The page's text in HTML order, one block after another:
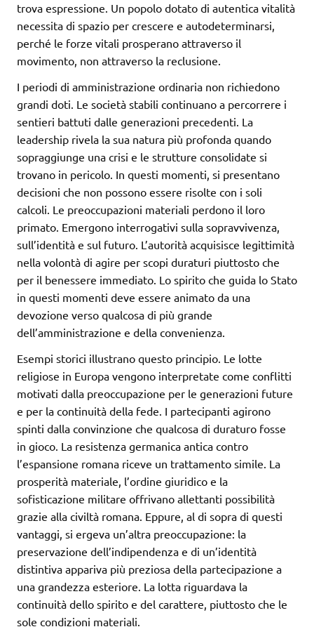
trova espressione. Un popolo dotato di autentica vitalità
necessita di spazio per crescere e autodeterminarsi,
perché le forze vitali prosperano attraverso il
movimento, non attraverso la reclusione.
I periodi di amministrazione ordinaria non richiedono
grandi doti. Le società stabili continuano a percorrere i
sentieri battuti dalle generazioni precedenti. La
leadership rivela la sua natura più profonda quando
sopraggiunge una crisi e le strutture consolidate si
trovano in pericolo. In questi momenti, si presentano
decisioni che non possono essere risolte con i soli
calcoli. Le preoccupazioni materiali perdono il loro
primato. Emergono interrogativi sulla sopravvivenza,
sull’identità e sul futuro. L’autorità acquisisce legittimità
nella volontà di agire per scopi duraturi piuttosto che
per il benessere immediato. Lo spirito che guida lo Stato
in questi momenti deve essere animato da una
devozione verso qualcosa di più grande
dell’amministrazione e della convenienza.
Esempi storici illustrano questo principio. Le lotte
religiose in Europa vengono interpretate come conflitti
motivati ​​dalla preoccupazione per le generazioni future
e per la continuità della fede. I partecipanti agirono
spinti dalla convinzione che qualcosa di duraturo fosse
in gioco. La resistenza germanica antica contro
l’espansione romana riceve un trattamento simile. La
prosperità materiale, l’ordine giuridico e la
sofisticazione militare offrivano allettanti possibilità
grazie alla civiltà romana. Eppure, al di sopra di questi
vantaggi, si ergeva un’altra preoccupazione: la
preservazione dell’indipendenza e di un’identità
distintiva appariva più preziosa della partecipazione a
una grandezza esteriore. La lotta riguardava la
continuità dello spirito e del carattere, piuttosto che le
sole condizioni materiali.